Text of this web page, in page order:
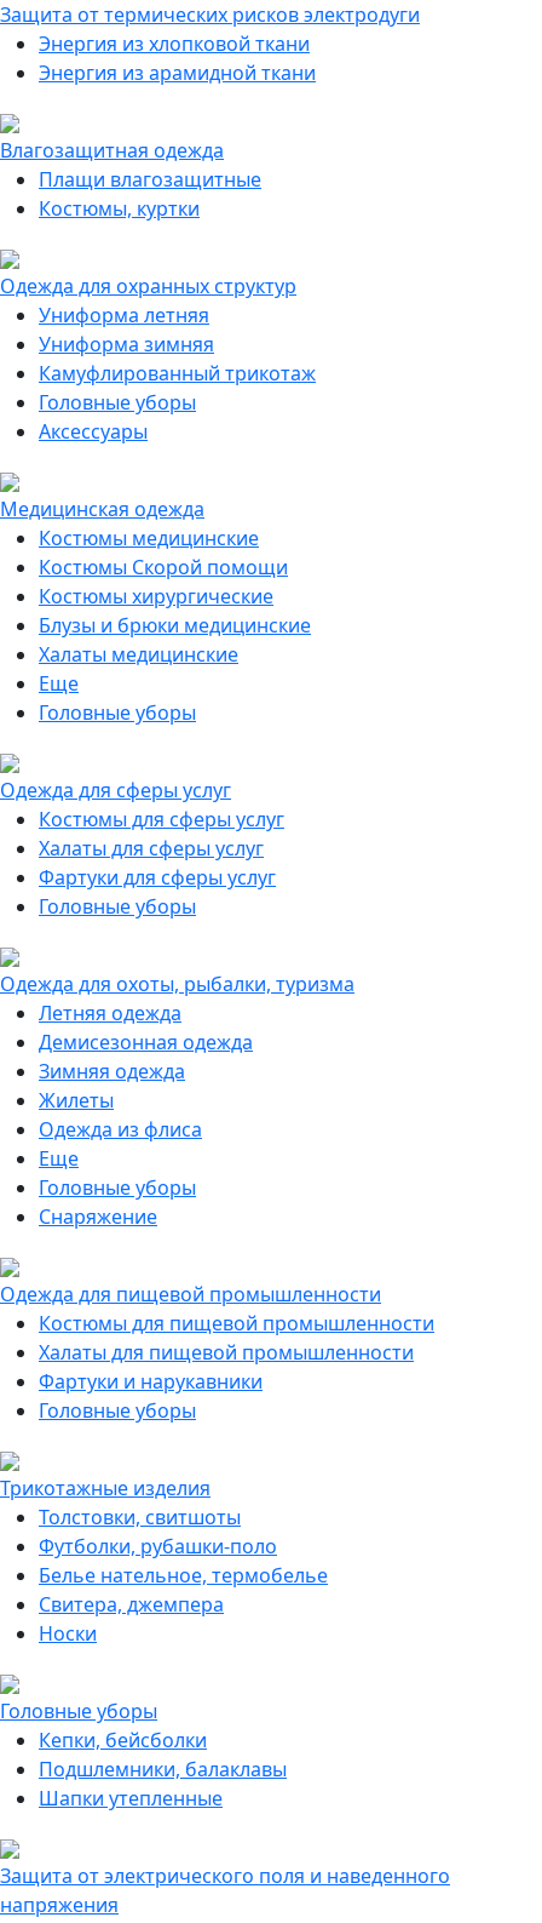
Защита от термических рисков электродуги
Энергия из хлопковой ткани
Энергия из арамидной ткани
Влагозащитная одежда
Плащи влагозащитные
Костюмы, куртки
Одежда для охранных структур
Униформа летняя
Униформа зимняя
Камуфлированный трикотаж
Головные уборы
Аксессуары
Медицинская одежда
Костюмы медицинские
Костюмы Скорой помощи
Костюмы хирургические
Блузы и брюки медицинские
Халаты медицинские
Еще
Головные уборы
Одежда для сферы услуг
Костюмы для сферы услуг
Халаты для сферы услуг
Фартуки для сферы услуг
Головные уборы
Одежда для охоты, рыбалки, туризма
Летняя одежда
Демисезонная одежда
Зимняя одежда
Жилеты
Одежда из флиса
Еще
Головные уборы
Снаряжение
Одежда для пищевой промышленности
Костюмы для пищевой промышленности
Халаты для пищевой промышленности
Фартуки и нарукавники
Головные уборы
Трикотажные изделия
Толстовки, свитшоты
Футболки, рубашки-поло
Белье нательное, термобелье
Свитера, джемпера
Носки
Головные уборы
Кепки, бейсболки
Подшлемники, балаклавы
Шапки утепленные
Защита от электрического поля и наведенного
напряжения